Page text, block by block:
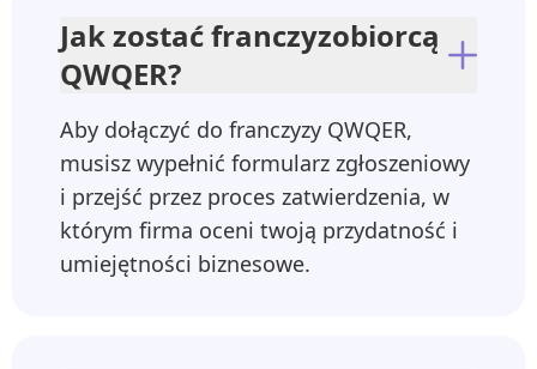
Jak zostać franczyzobiorcą
QWQER?
Aby dołączyć do franczyzy QWQER,
musisz wypełnić formularz zgłoszeniowy
i przejść przez proces zatwierdzenia, w
którym firma oceni twoją przydatność i
umiejętności biznesowe.